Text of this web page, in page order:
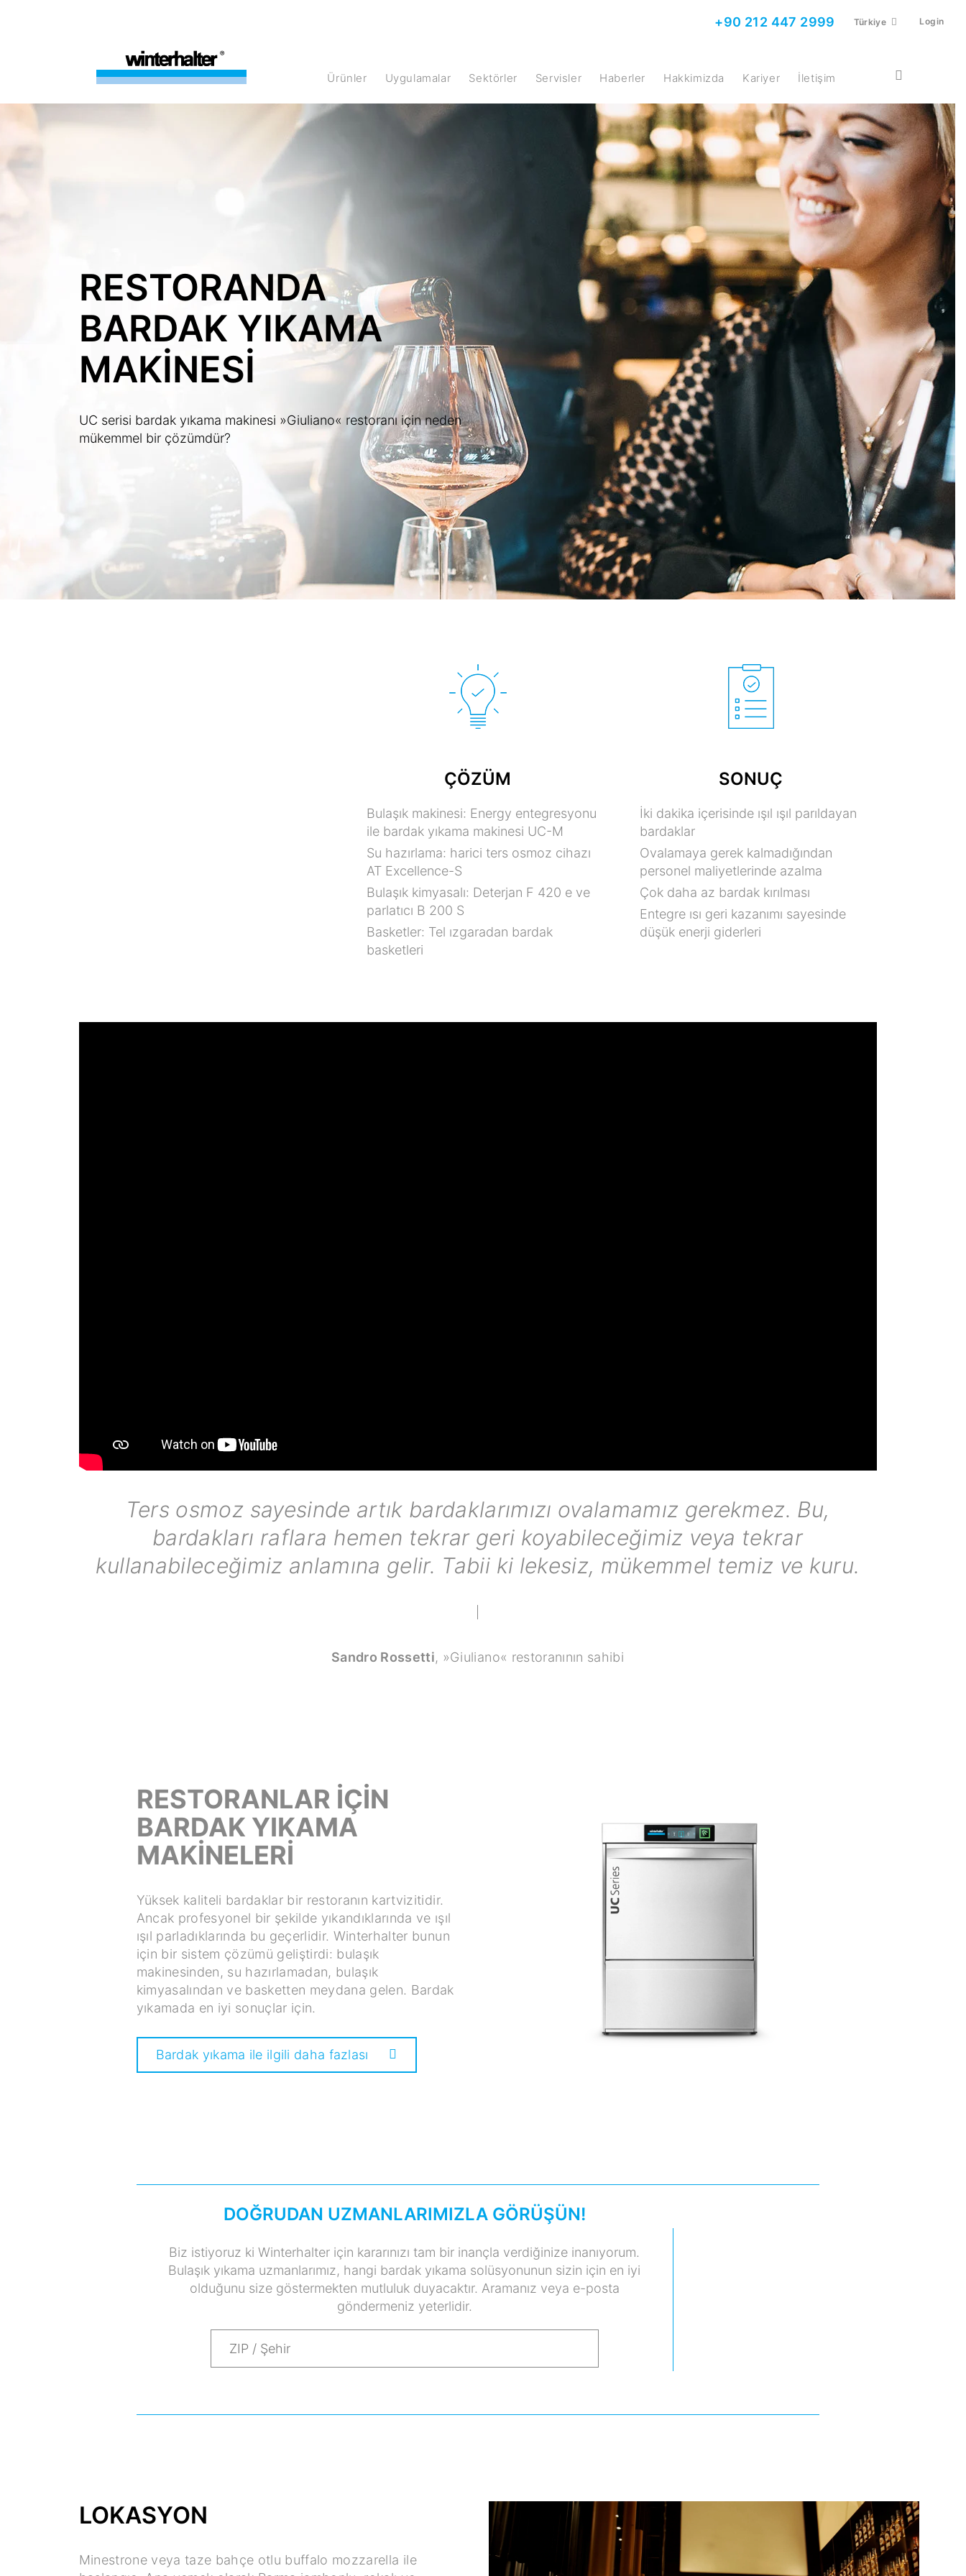
+90 212 447 2999 Türkiye Login
Ürünler Uygulamalar Sektörler Servisler Haberler Hakkimizda Kariyer İletişim
RESTORANDA
BARDAK YIKAMA
MAKİNESİ
UC serisi bardak yıkama makinesi »Giuliano« restoranı için neden
mükemmel bir çözümdür?
ÇÖZÜM
Bulaşık makinesi: Energy entegresyonu
ile bardak yıkama makinesi UC-M
Su hazırlama: harici ters osmoz cihazı
AT Excellence-S
Bulaşık kimyasalı: Deterjan F 420 e ve
parlatıcı B 200 S
Basketler: Tel ızgaradan bardak
basketleri
SONUÇ
İki dakika içerisinde ışıl ışıl parıldayan
bardaklar
Ovalamaya gerek kalmadığından
personel maliyetlerinde azalma
Çok daha az bardak kırılması
Entegre ısı geri kazanımı sayesinde
düşük enerji giderleri
Ters osmoz sayesinde artık bardaklarımızı ovalamamız gerekmez. Bu,
bardakları raflara hemen tekrar geri koyabileceğimiz veya tekrar
kullanabileceğimiz anlamına gelir. Tabii ki lekesiz, mükemmel temiz ve kuru.
Sandro Rossetti, »Giuliano« restoranının sahibi
RESTORANLAR İÇİN
BARDAK YIKAMA
MAKİNELERİ
Yüksek kaliteli bardaklar bir restoranın kartvizitidir.
Ancak profesyonel bir şekilde yıkandıklarında ve ışıl
ışıl parladıklarında bu geçerlidir. Winterhalter bunun
için bir sistem çözümü geliştirdi: bulaşık
makinesinden, su hazırlamadan, bulaşık
kimyasalından ve basketten meydana gelen. Bardak
yıkamada en iyi sonuçlar için.
Bardak yıkama ile ilgili daha fazlası
DOĞRUDAN UZMANLARIMIZLA GÖRÜŞÜN!
Biz istiyoruz ki Winterhalter için kararınızı tam bir inançla verdiğinize inanıyorum.
Bulaşık yıkama uzmanlarımız, hangi bardak yıkama solüsyonunun sizin için en iyi
olduğunu size göstermekten mutluluk duyacaktır. Aramanız veya e-posta
göndermeniz yeterlidir.
LOKASYON
Minestrone veya taze bahçe otlu buffalo mozzarella ile